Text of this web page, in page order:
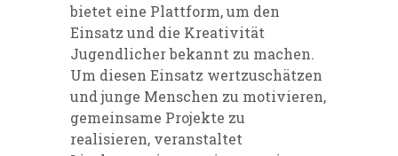
bietet eine Plattform, um den
Einsatz und die Kreativität
Jugendlicher bekannt zu machen.
Um diesen Einsatz wertzuschätzen
und junge Menschen zu motivieren,
gemeinsame Projekte zu
realisieren, veranstaltet